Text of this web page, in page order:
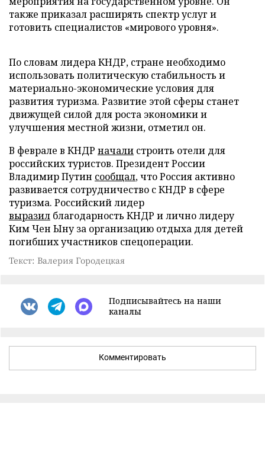
также приказал расширять спектр услуг и
готовить специалистов «мирового уровня».
По словам лидера КНДР, стране необходимо
использовать политическую стабильность и
материально-экономические условия для
развития туризма. Развитие этой сферы станет
движущей силой для роста экономики и
улучшения местной жизни, отметил он.
В феврале в КНДР начали строить отели для
российских туристов. Президент России
Владимир Путин сообщал, что Россия активно
развивается сотрудничество с КНДР в сфере
туризма. Российский лидер
выразил благодарность КНДР и лично лидеру
Ким Чен Ыну за организацию отдыха для детей
погибших участников спецоперации.
Текст: Валерия Городецкая
Подписывайтесь на наши
каналы
Комментировать